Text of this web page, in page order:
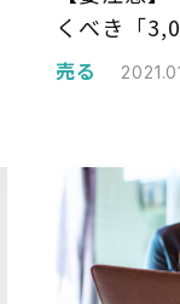
くべき「
売る